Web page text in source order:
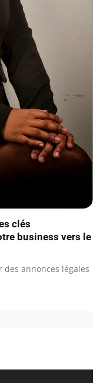
clés
business vers le
des annonces légales